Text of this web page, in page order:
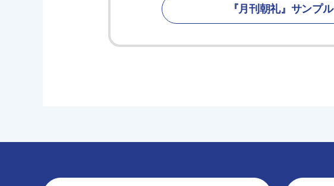
『月刊朝礼』サンプル